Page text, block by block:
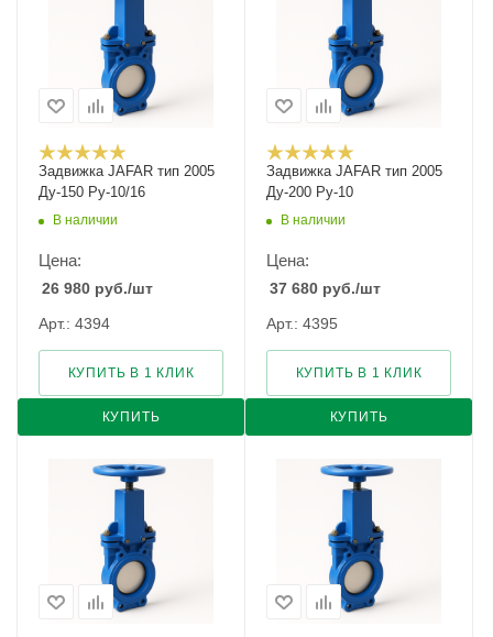
Задвижка JAFAR тип 2005
Ду-150 Ру-10/16
В наличии
Цена:
26 980 руб./шт
Арт.: 4394
КУПИТЬ
КУПИТЬ В 1 КЛИК
Задвижка JAFAR тип 2005
Ду-200 Ру-10
В наличии
Цена:
37 680 руб./шт
Арт.: 4395
КУПИТЬ
КУПИТЬ В 1 КЛИК